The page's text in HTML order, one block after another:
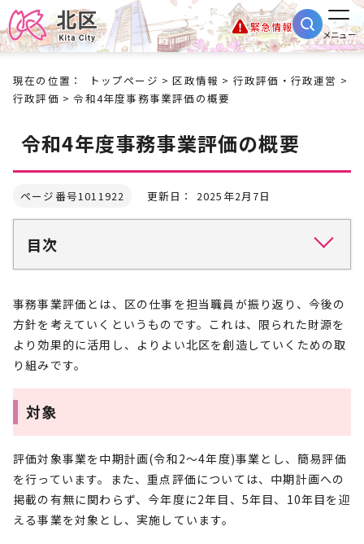
緊急情報
メニュー
現在の位置： トップページ >区政情報 > 行政評価・行政運営 >
行政評価 > 令和4年度事務事業評価の概要
令和4年度事務事業評価の概要
ページ番号1011922 更新日： 2025年2月7日
目次
事務事業評価とは、区の仕事を担当職員が振り返り、今後の
方針を考えていくというものです。これは、限られた財源を
より効果的に活用し、よりよい北区を創造していくための取
り組みです。
対象
評価対象事業を中期計画(令和2～4年度)事業とし、簡易評価
を行っています。また、重点評価については、中期計画への
掲載の有無に関わらず、今年度に2年目、5年目、10年目を迎
える事業を対象とし、実施しています。